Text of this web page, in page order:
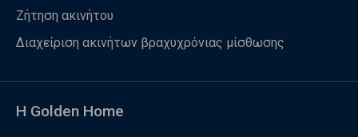
Ζήτηση ακινήτου
Διαχείριση ακινήτων βραχυχρόνιας μίσθωσης
Η Golden Home